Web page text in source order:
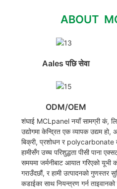
ABOUT
Aales पछि सेवा
ODM/OEM
शंघाई MCLpanel नयाँ सामग्री कं,
उद्योगमा केन्द्रित एक व्यापक उद्यम
बिक्री, प्रशोधन र polycarbonate
हामीसँग उच्च परिशुद्धता पीसी पाना
समयमा जर्मनीबाट आयात गरिएको
गराउँदछौं, र हामी उत्पादनको गुणस्तर
कडाईका साथ नियन्त्रण गर्न ताइवानको